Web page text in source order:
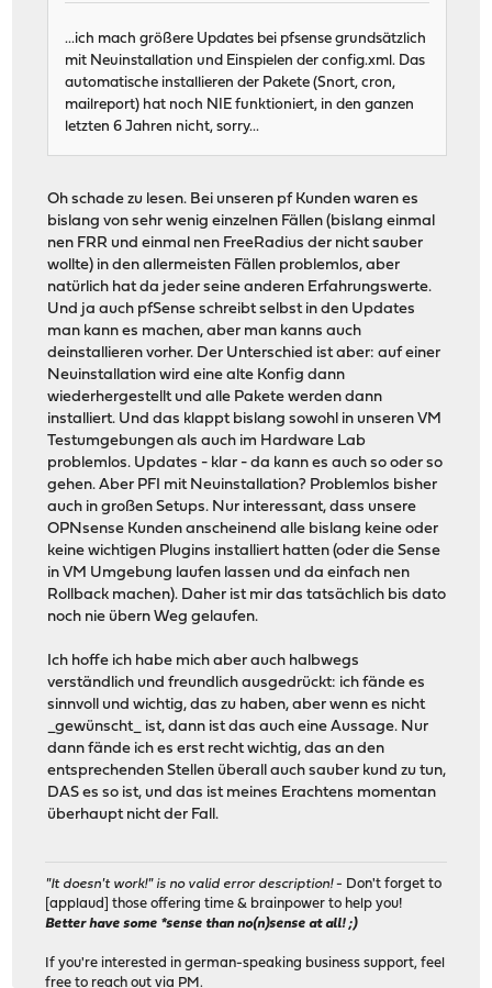
...ich mach größere Updates bei pfsense grundsätzlich
mit Neuinstallation und Einspielen der config.xml. Das
automatische installieren der Pakete (Snort, cron,
mailreport) hat noch NIE funktioniert, in den ganzen
letzten 6 Jahren nicht, sorry...
Oh schade zu lesen. Bei unseren pf Kunden waren es
bislang von sehr wenig einzelnen Fällen (bislang einmal
nen FRR und einmal nen FreeRadius der nicht sauber
wollte) in den allermeisten Fällen problemlos, aber
natürlich hat da jeder seine anderen Erfahrungswerte.
Und ja auch pfSense schreibt selbst in den Updates
man kann es machen, aber man kanns auch
deinstallieren vorher. Der Unterschied ist aber: auf einer
Neuinstallation wird eine alte Konfig dann
wiederhergestellt und alle Pakete werden dann
installiert. Und das klappt bislang sowohl in unseren VM
Testumgebungen als auch im Hardware Lab
problemlos. Updates - klar - da kann es auch so oder so
gehen. Aber PFI mit Neuinstallation? Problemlos bisher
auch in großen Setups. Nur interessant, dass unsere
OPNsense Kunden anscheinend alle bislang keine oder
keine wichtigen Plugins installiert hatten (oder die Sense
in VM Umgebung laufen lassen und da einfach nen
Rollback machen). Daher ist mir das tatsächlich bis dato
noch nie übern Weg gelaufen.
Ich hoffe ich habe mich aber auch halbwegs
verständlich und freundlich ausgedrückt: ich fände es
sinnvoll und wichtig, das zu haben, aber wenn es nicht
_gewünscht_ ist, dann ist das auch eine Aussage. Nur
dann fände ich es erst recht wichtig, das an den
entsprechenden Stellen überall auch sauber kund zu tun,
DAS es so ist, und das ist meines Erachtens momentan
überhaupt nicht der Fall.
"It doesn't work!" is no valid error description!- Don't forget to
[applaud] those offering time & brainpower to help you!
Better have some *sense than no(n)sense at all! ;)
If you're interested in german-speaking business support, feel
free to reach out via PM.